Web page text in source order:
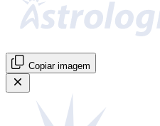
Copiar imagem